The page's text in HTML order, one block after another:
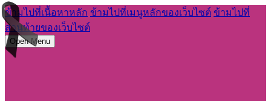
ข้ามไปที่เนื้อหาหลัก ข้ามไปที่เมนูหลักของเว็บไซต์ ข้ามไปที่
ส่วนท้ายของเว็บไซต์
Open Menu